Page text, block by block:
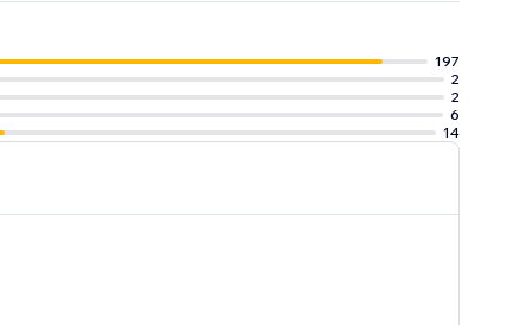
197
2
2
6
14